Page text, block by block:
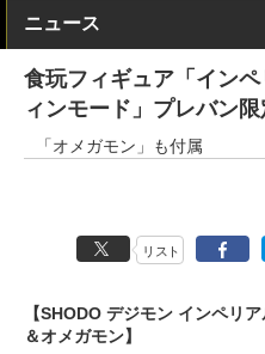
ニュース
食玩フィギュア「イン
ィンモード」プレバン
「オメガモン」も付属
リスト
【SHODO デジモン インペリ
＆オメガモン】